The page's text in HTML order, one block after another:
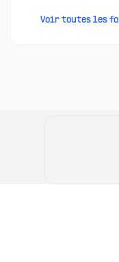
Voir toutes les